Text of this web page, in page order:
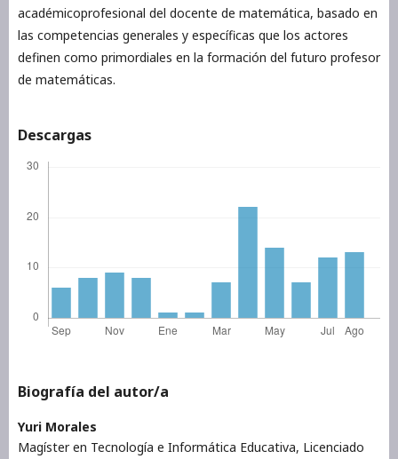
académicoprofesional del docente de matemática, basado en
las competencias generales y específicas que los actores
definen como primordiales en la formación del futuro profesor
de matemáticas.
Descargas
Biografía del autor/a
Yuri Morales
Magíster en Tecnología e Informática Educativa, Licenciado